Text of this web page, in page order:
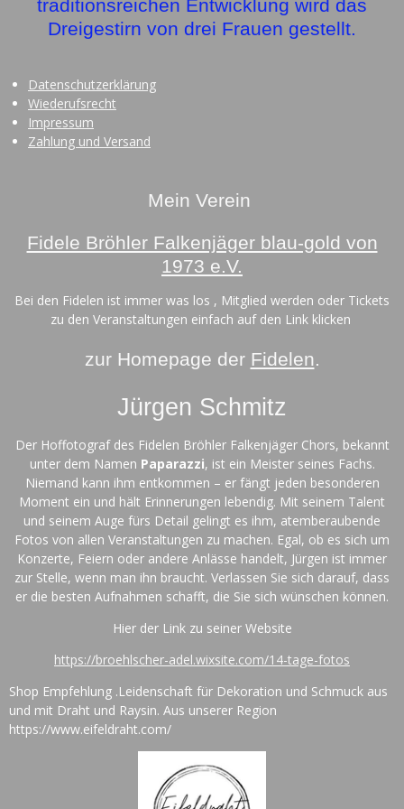
traditionsreichen Entwicklung wird das
Dreigestirn von drei Frauen gestellt.
Datenschutzerklärung
Wiederufsrecht
Impressum
Zahlung und Versand
Mein Verein
Fidele Bröhler Falkenjäger blau-gold von
1973 e.V.
Bei den Fidelen ist immer was los , Mitglied werden oder Tickets
zu den Veranstaltungen einfach auf den Link klicken
zur Homepage der Fidelen.
Jürgen Schmitz
Der Hoffotograf des Fidelen Bröhler Falkenjäger Chors, bekannt
unter dem Namen Paparazzi, ist ein Meister seines Fachs.
Niemand kann ihm entkommen – er fängt jeden besonderen
Moment ein und hält Erinnerungen lebendig. Mit seinem Talent
und seinem Auge fürs Detail gelingt es ihm, atemberaubende
Fotos von allen Veranstaltungen zu machen. Egal, ob es sich um
Konzerte, Feiern oder andere Anlässe handelt, Jürgen ist immer
zur Stelle, wenn man ihn braucht. Verlassen Sie sich darauf, dass
er die besten Aufnahmen schafft, die Sie sich wünschen können.
Hier der Link zu seiner Website
https://broehlscher-adel.wixsite.com/14-tage-fotos
Shop Empfehlung .Leidenschaft für Dekoration und Schmuck aus
und mit Draht und Raysin. Aus unserer Region
https://www.eifeldraht.com/